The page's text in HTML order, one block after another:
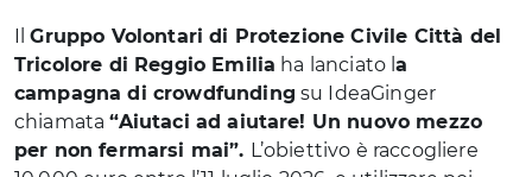
IlGruppo Volontari di Protezione Civile Città del
Tricolore di Reggio Emilia ha lanciato la
campagna di crowdfunding su IdeaGinger
chiamata“Aiutaci ad aiutare! Un nuovo mezzo
per non fermarsi mai”. L’obiettivo è raccogliere